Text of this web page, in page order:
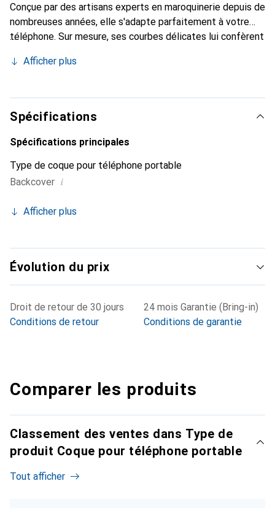
Conçue par des artisans experts en maroquinerie depuis de
nombreuses années, elle s'adapte parfaitement à votre
téléphone. Sur mesure, ses courbes délicates lui confèrent
chic et indispensable pour votre smartphone. Reconnaître
marque Noreve est un choix sûr pour une clientèle
exigeante.
Afficher plus
Spécifications
Spécifications principales
Type de coque pour téléphone portable
Backcover i
Afficher plus
Évolution du prix
Droit de retour de 30 jours
Conditions de retour
24 mois Garantie (Bring-in)
Conditions de garantie
Comparer les produits
Classement des ventes dans Type de
produit Coque pour téléphone portable
Tout afficher